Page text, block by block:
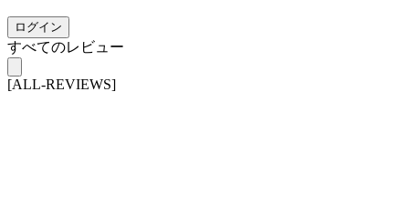
ログイン
すべてのレビュー
[ALL-REVIEWS]